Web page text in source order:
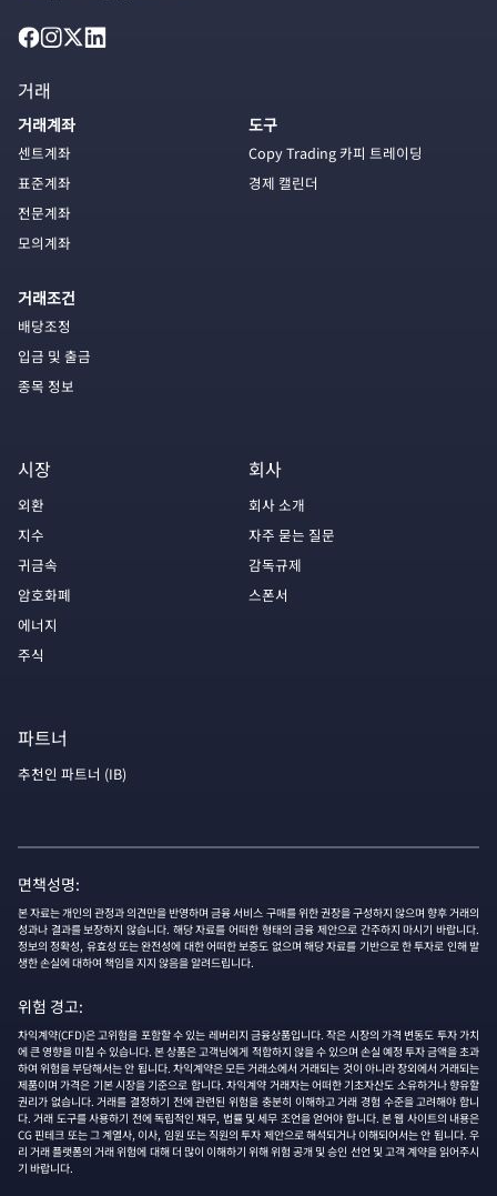
거래
거래계좌
센트계좌
표준계좌
전문계좌
모의계좌
거래조건
배당조정
입금 및 출금
종목 정보
도구
Copy Trading 카피 트레이딩
경제 캘린더
시장
외환
지수
귀금속
암호화폐
에너지
주식
회사
회사 소개
자주 묻는 질문
감독규제
스폰서
파트너
추천인 파트너 (IB)
면책성명:
본 자료는 개인의 관정과 의견만을 반영하며 금융 서비스 구매를 위한 권장을 구성하지 않으며 향후 거래의
성과나 결과를 보장하지 않습니다. 해당 자료를 어떠한 형태의 금융 제안으로 간주하지 마시기 바랍니다.
정보의 정확성, 유효성 또는 완전성에 대한 어떠한 보증도 없으며 해당 자료를 기반으로 한 투자로 인해 발
생한 손실에 대하여 책임을 지지 않음을 알려드립니다.
위험 경고:
차익계약(CFD)은 고위험을 포함할 수 있는 레버리지 금융상품입니다. 작은 시장의 가격 변동도 투자 가치
에 큰 영향을 미칠 수 있습니다. 본 상품은 고객님에게 적합하지 않을 수 있으며 손실 예정 투자 금액을 초과
하여 위험을 부담해서는 안 됩니다. 차익계약은 모든 거래소에서 거래되는 것이 아니라 장외에서 거래되는
제품이며 가격은 기본 시장을 기준으로 합니다. 차익계약 거래자는 어떠한 기초자산도 소유하거나 향유할
권리가 없습니다. 거래를 결정하기 전에 관련된 위험을 충분히 이해하고 거래 경험 수준을 고려해야 합니
다. 거래 도구를 사용하기 전에 독립적인 재무, 법률 및 세무 조언을 얻어야 합니다. 본 웹 사이트의 내용은
CG 핀테크 또는 그 계열사, 이사, 임원 또는 직원의 투자 제안으로 해석되거나 이해되어서는 안 됩니다. 우
리 거래 플랫폼의 거래 위험에 대해 더 많이 이해하기 위해 위험 공개 및 승인 선언 및 고객 계약을 읽어주시
기 바랍니다.